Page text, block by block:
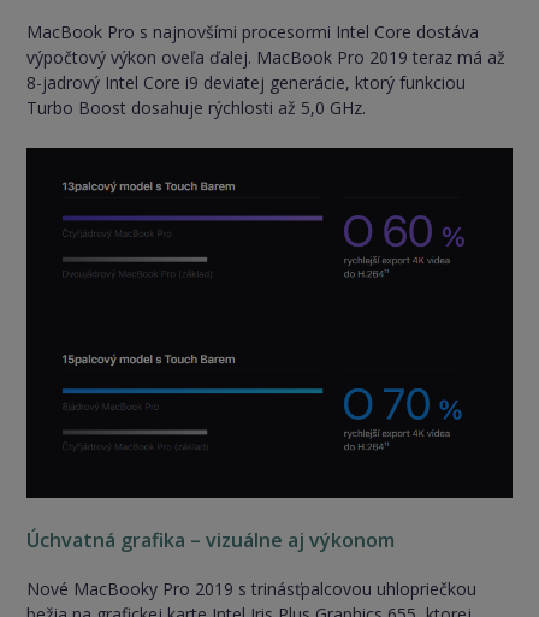
MacBook Pro s najnovšími procesormi Intel Core dostáva
výpočtový výkon oveľa ďalej. MacBook Pro 2019 teraz má až
8-jadrový Intel Core i9 deviatej generácie, ktorý funkciou
Turbo Boost dosahuje rýchlosti až 5,0 GHz.
Úchvatná grafika – vizuálne aj výkonom
Nové MacBooky Pro 2019 s trinásťpalcovou uhlopriečkou